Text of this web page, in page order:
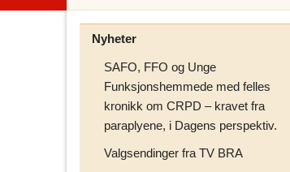
Nyheter
SAFO, FFO og Unge
Funksjonshemmede med felles
kronikk om CRPD – kravet fra
paraplyene, i Dagens perspektiv.
Valgsendinger fra TV BRA